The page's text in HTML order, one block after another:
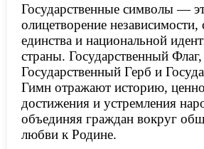
Государственные символы —
олицетворение независимости,
единства и национальной
страны. Государственный Флаг,
Государственный Герб и
Гимн отражают историю,
достижения и устремления
объединяя граждан вокруг
любви к Родине.